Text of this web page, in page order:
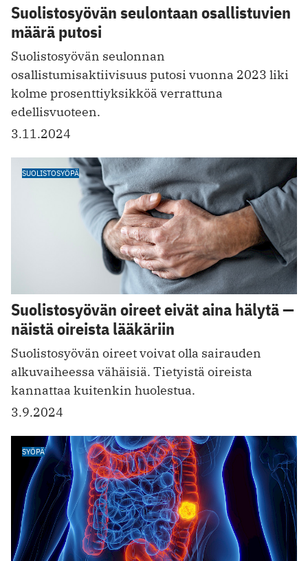
Suolistosyövän seulontaan osallistuvien
määrä putosi
Suolistosyövän seulonnan
osallistumisaktiivisuus putosi vuonna 2023 liki
kolme prosenttiyksikköä verrattuna
edellisvuoteen.
3.11.2024
SUOLISTOSYÖPÄ
Suolistosyövän oireet eivät aina hälytä —
näistä oireista lääkäriin
Suolistosyövän oireet voivat olla sairauden
alkuvaiheessa vähäisiä. Tietyistä oireista
kannattaa kuitenkin huolestua.
3.9.2024
SYÖPÄ